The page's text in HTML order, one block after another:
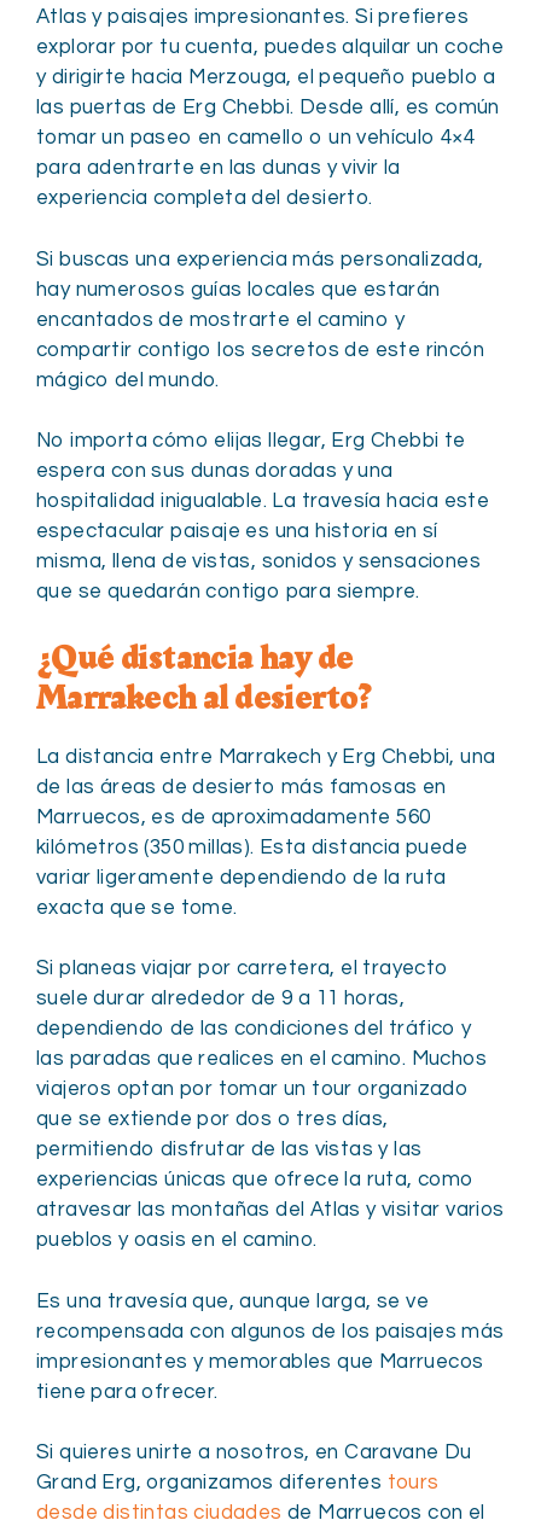
Atlas y paisajes impresionantes. Si prefieres
explorar por tu cuenta, puedes alquilar un coche
y dirigirte hacia Merzouga, el pequeño pueblo a
las puertas de Erg Chebbi. Desde allí, es común
tomar un paseo en camello o un vehículo 4×4
para adentrarte en las dunas y vivir la
experiencia completa del desierto.
Si buscas una experiencia más personalizada,
hay numerosos guías locales que estarán
encantados de mostrarte el camino y
compartir contigo los secretos de este rincón
mágico del mundo.
No importa cómo elijas llegar, Erg Chebbi te
espera con sus dunas doradas y una
hospitalidad inigualable. La travesía hacia este
espectacular paisaje es una historia en sí
misma, llena de vistas, sonidos y sensaciones
que se quedarán contigo para siempre.
¿Qué distancia hay de
Marrakech al desierto?
La distancia entre Marrakech y Erg Chebbi, una
de las áreas de desierto más famosas en
Marruecos, es de aproximadamente 560
kilómetros (350 millas). Esta distancia puede
variar ligeramente dependiendo de la ruta
exacta que se tome.
Si planeas viajar por carretera, el trayecto
suele durar alrededor de 9 a 11 horas,
dependiendo de las condiciones del tráfico y
las paradas que realices en el camino. Muchos
viajeros optan por tomar un tour organizado
que se extiende por dos o tres días,
permitiendo disfrutar de las vistas y las
experiencias únicas que ofrece la ruta, como
atravesar las montañas del Atlas y visitar varios
pueblos y oasis en el camino.
Es una travesía que, aunque larga, se ve
recompensada con algunos de los paisajes más
impresionantes y memorables que Marruecos
tiene para ofrecer.
Si quieres unirte a nosotros, en Caravane Du
Grand Erg, organizamos diferentes tours
desde distintas ciudades de Marruecos con el